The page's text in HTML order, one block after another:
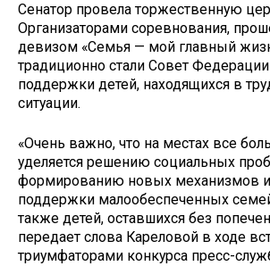
Сенатор провела торжественную
Организаторами соревнования,
девизом «Семья — мой главный
традиционно стали Совет
поддержки детей, находящихся в
ситуации.
«Очень важно, что на местах все
уделяется решению социальных
формированию новых механизмов и
поддержки малообеспеченных
также детей, оставшихся без
передает слова Кареловой в ходе
триумфаторами конкурса пресс-